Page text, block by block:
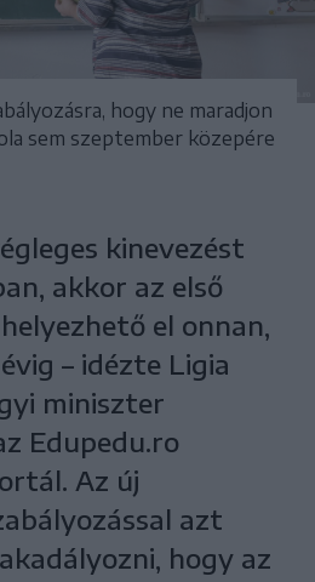
hogy ne maradjon
sem szeptember közepére
kinevezést
akkor az első
el onnan,
– idézte Ligia
miniszter
Edupedu.ro
Az új
azt
hogy az